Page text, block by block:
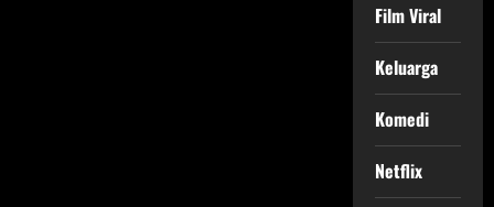
Film Viral
Keluarga
Komedi
Netflix